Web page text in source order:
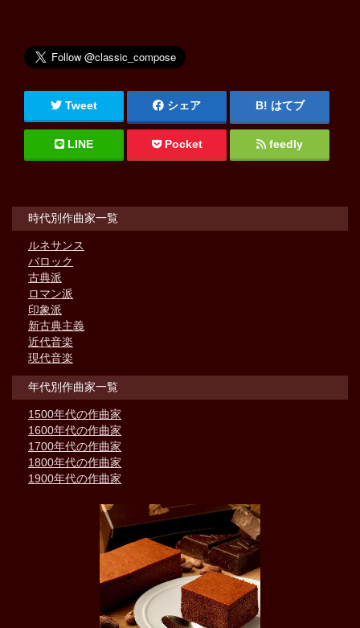
Tweet シェア はてブ
LINE Pocket feedly
時代別作曲家一覧
ルネサンス
バロック
古典派
ロマン派
印象派
新古典主義
近代音楽
現代音楽
年代別作曲家一覧
1500年代の作曲家
1600年代の作曲家
1700年代の作曲家
1800年代の作曲家
1900年代の作曲家